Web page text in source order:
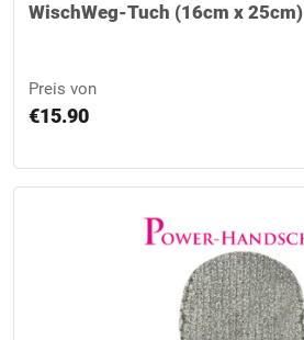
WischWeg-Tuch (16cm x 25cm)
Preis von
€15.90